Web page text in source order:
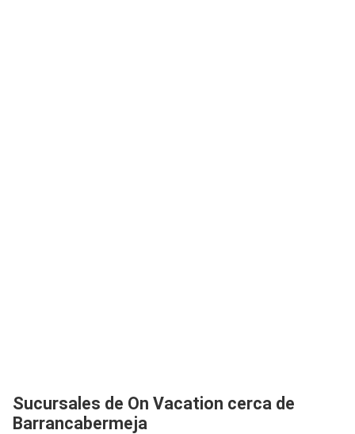
Sucursales de On Vacation cerca de
Barrancabermeja